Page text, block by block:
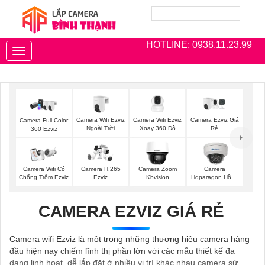
HOTLINE: 0938.11.23.99
Toggle
navigation
Camera Full Color
360 Ezviz
Camera Wifi Ezviz
Ngoài Trời
Camera Wifi Ezviz
Xoay 360 Độ
Camera Ezviz Giá
Rẻ
Camera Wifi Có
Chống Trộm Ezviz
Camera H.265
Ezviz
Camera Zoom
Kbvision
Camera
Hdparagon Hồng
CAMERA EZVIZ GIÁ RẺ
Camera wifi Ezviz là một trong những thương hiệu camera hàng
đầu hiện nay chiếm lĩnh thị phần lớn với các mẫu thiết kế đa
dạng linh hoạt, dễ lắp đặt ở nhiều vị trí khác nhau camera sử